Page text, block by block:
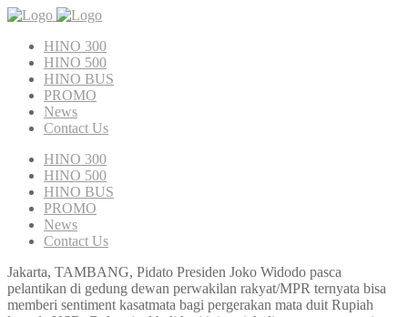
HINO 300
HINO 500
HINO BUS
PROMO
News
Contact Us
HINO 300
HINO 500
HINO BUS
PROMO
News
Contact Us
Jakarta, TAMBANG, Pidato Presiden Joko Widodo pasca
pelantikan di gedung dewan perwakilan rakyat/MPR ternyata bisa
memberi sentiment kasatmata bagi pergerakan mata duit Rupiah